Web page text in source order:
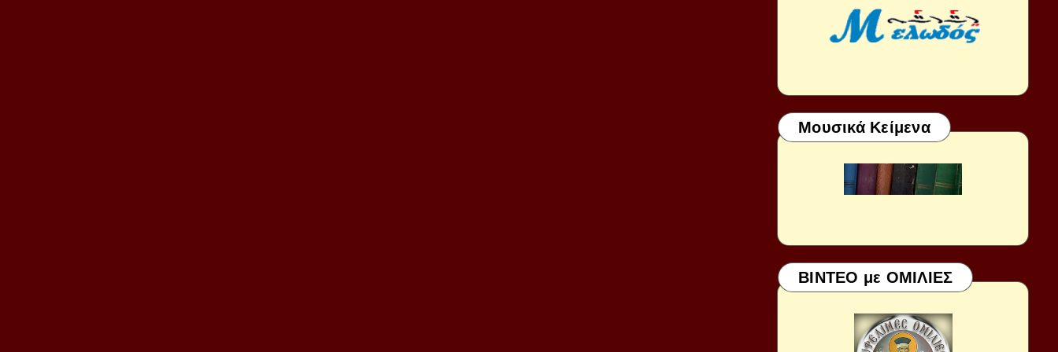
Μουσικά Κείμενα
ΒΙΝΤΕΟ με ΟΜΙΛΙΕΣ